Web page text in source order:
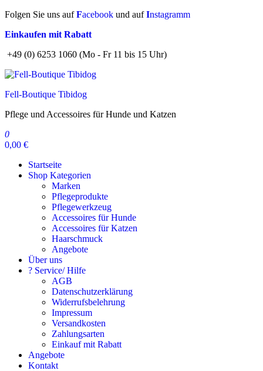
Zum
springen
Folgen Sie uns aufFacebook und aufInstagramm
Einkaufen mit Rabatt
+49 (0) 6253 1060 (Mo - Fr 11 bis 15 Uhr)
Fell-Boutique Tibidog
Pflege und Accessoires für Hunde und Katzen
0
0,00 €
Startseite
Shop Kategorien
Marken
Pflegeprodukte
Pflegewerkzeug
Accessoires für Hunde
Accessoires für Katzen
Haarschmuck
Angebote
Über uns
? Service/ Hilfe
AGB
Datenschutzerklärung
Widerrufsbelehrung
Impressum
Versandkosten
Zahlungsarten
Einkauf mit Rabatt
Angebote
Kontakt